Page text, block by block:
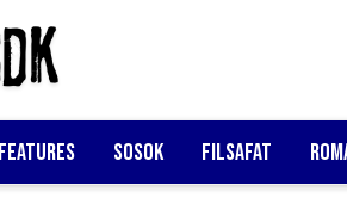
Features Sosok Filsafat